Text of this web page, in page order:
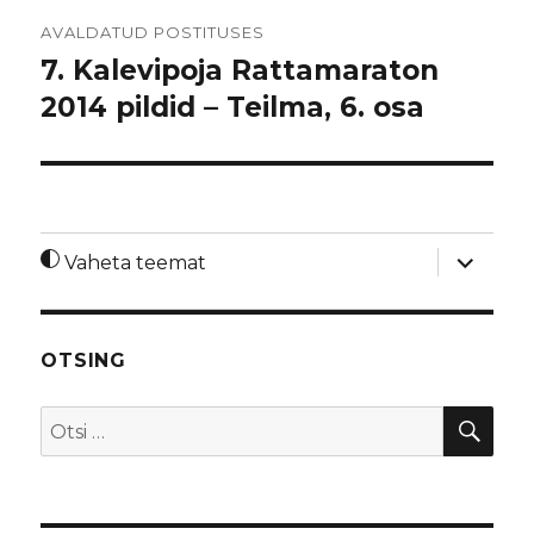
AVALDATUD POSTITUSES
7. Kalevipoja Rattamaraton
2014 pildid – Teilma, 6. osa
Vaheta teemat
laienda
OTSING
Otsi: